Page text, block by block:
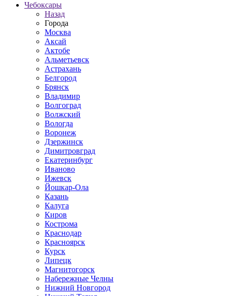
Чебоксары
Назад
Города
Москва
Аксай
Актобе
Альметьевск
Астрахань
Белгород
Брянск
Владимир
Волгоград
Волжский
Вологда
Воронеж
Дзержинск
Димитровград
Екатеринбург
Иваново
Ижевск
Йошкар-Ола
Казань
Калуга
Киров
Кострома
Краснодар
Красноярск
Курск
Липецк
Магнитогорск
Набережные Челны
Нижний Новгород